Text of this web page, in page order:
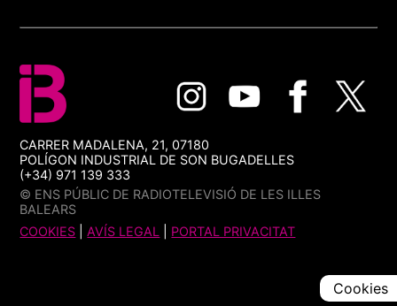
CARRER MADALENA, 21, 07180
POLÍGON INDUSTRIAL DE SON BUGADELLES
(+34) 971 139 333
© ENS PÚBLIC DE RADIOTELEVISIÓ DE LES ILLES
BALEARS
COOKIES |AVÍS LEGAL PORTAL PRIVACITAT
Cookies